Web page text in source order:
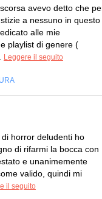
avevo detto che
a nessuno in questo
alle mie
playlist di genere (
Leggere il seguito
horror deludenti ho
di rifarmi la bocca con
e unanimemente
valido, quindi mi
il seguito